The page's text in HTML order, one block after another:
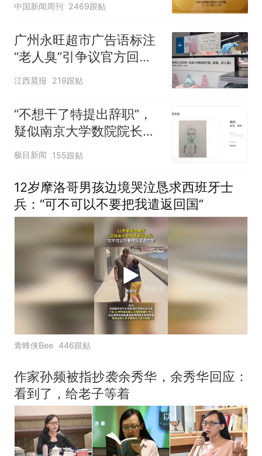
中国新闻周刊 2469跟贴
广州永旺超市广告语标注
“老人臭”引争议官方回
应：统一上报反馈，门店
江西晨报 219跟贴
“不想干了特提出辞职”，
疑似南京大学数院院长辞
职信流传，院方回应：喻
良教授已卸任院长一职，
不清楚辞职信来源；曾用
手绘图做头像
极目新闻 155跟贴
12岁摩洛哥男孩边境哭泣恳求西班牙士
兵：“可不可以不要把我遣返回国”
青蜂侠Bee 446跟贴
作家孙频被指抄袭余秀华，余秀华回应：
看到了，给老子等着